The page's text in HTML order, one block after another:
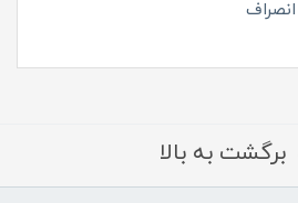
انصراف
برگشت به بالا